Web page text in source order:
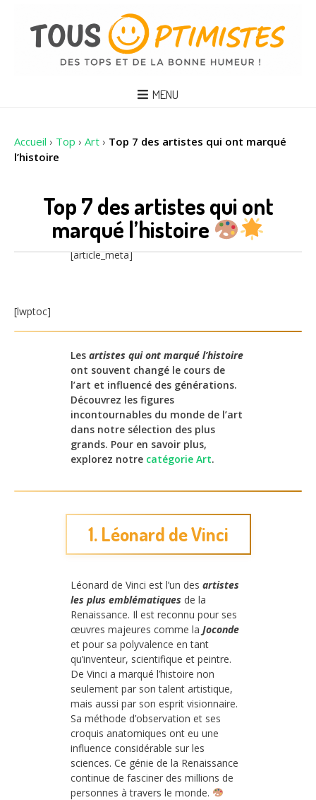
MENU
Accueil › Top › Art › Top 7 des artistes qui ont marqué
l’histoire
Top 7 des artistes qui ont
marqué l’histoire
[article_meta]
[lwptoc]
Les artistes qui ont marqué l’histoire
ont souvent changé le cours de
l’art et influencé des générations.
Découvrez les figures
incontournables du monde de l’art
dans notre sélection des plus
grands. Pour en savoir plus,
explorez notre catégorie Art.
1. Léonard de Vinci
Léonard de Vinci est l’un des artistes
les plus emblématiques de la
Renaissance. Il est reconnu pour ses
œuvres majeures comme la Joconde
et pour sa polyvalence en tant
qu’inventeur, scientifique et peintre.
De Vinci a marqué l’histoire non
seulement par son talent artistique,
mais aussi par son esprit visionnaire.
Sa méthode d’observation et ses
croquis anatomiques ont eu une
influence considérable sur les
sciences. Ce génie de la Renaissance
continue de fasciner des millions de
personnes à travers le monde.